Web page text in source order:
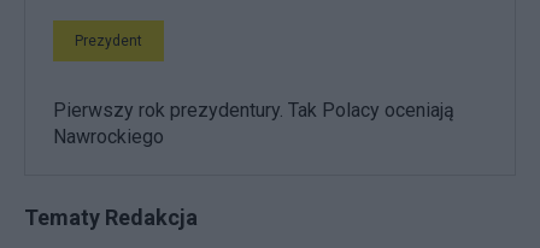
Prezydent
Pierwszy rok prezydentury. Tak Polacy oceniają
Nawrockiego
Tematy Redakcja